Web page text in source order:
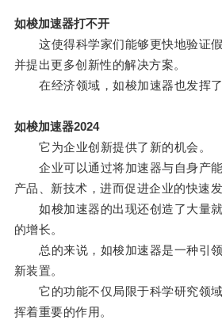
如梭加速器打不开
这使得科学家们能够更快地验证假
并提出更多创新性的解决方案。
在经济领域，如梭加速器也发挥了
如梭加速器2024
它为企业创新提供了新的机会。
企业可以通过将加速器与自身产能
产品、新技术，进而促进企业的快速发
如梭加速器的出现还创造了大量就
的增长。
总的来说，如梭加速器是一种引领
新装置。
它的功能不仅局限于科学研究领域
挥着重要的作用。